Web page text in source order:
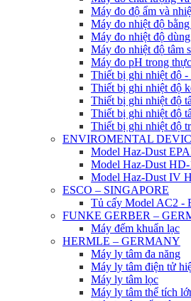
Máy đo độ ẩm và
Máy đo nhiệt độ
Máy đo nhiệt độ
Máy đo nhiệt độ tâm
Máy đo pH trong
Thiết bị ghi nhiệt độ
Thiết bị ghi nhiệt độ
Thiết bị ghi nhiệt độ
Thiết bị ghi nhiệt độ
Thiết bị ghi nhiệt độ
ENVIROMENTAL
Model Haz-Dust
Model Haz-Dust HD-
Model Haz-Dust IV
ESCO – SINGAPORE
Tủ cấy Model AC2 -
FUNKE GERBER –
Máy đếm khuẩn lạc
HERMLE – GERMANY
Máy ly tâm đa năng
Máy ly tâm điện tử
Máy ly tâm lọc
Máy ly tâm thể tích